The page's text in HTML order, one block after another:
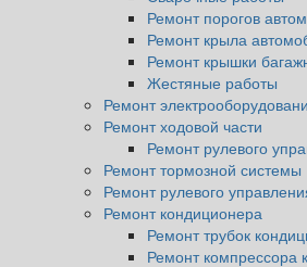
Ремонт порогов
Ремонт крыла
Ремонт крышки
Жестяные работы
Ремонт
Ремонт ходовой части
Ремонт рулевого
Ремонт тормозной системы
Ремонт рулевого
Ремонт кондиционера
Ремонт трубок
Ремонт компрессора